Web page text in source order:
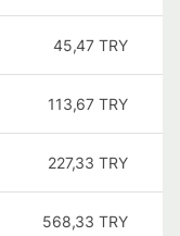
45,47 TRY
113,67 TRY
227,33 TRY
568,33 TRY